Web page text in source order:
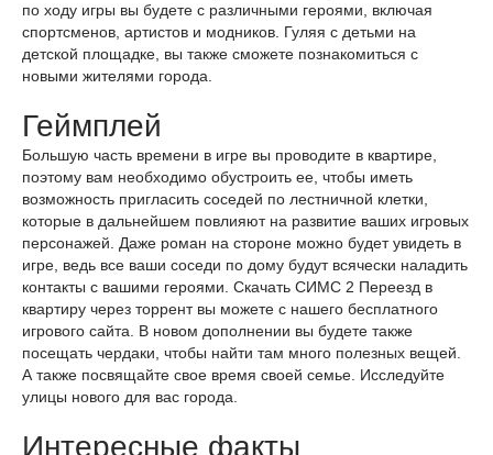
по ходу игры вы будете с различными героями, включая
спортсменов, артистов и модников. Гуляя с детьми на
детской площадке, вы также сможете познакомиться с
новыми жителями города.
Геймплей
Большую часть времени в игре вы проводите в квартире,
поэтому вам необходимо обустроить ее, чтобы иметь
возможность пригласить соседей по лестничной клетки,
которые в дальнейшем повлияют на развитие ваших игровых
персонажей. Даже роман на стороне можно будет увидеть в
игре, ведь все ваши соседи по дому будут всячески наладить
контакты с вашими героями. Скачать СИМС 2 Переезд в
квартиру через торрент вы можете с нашего бесплатного
игрового сайта. В новом дополнении вы будете также
посещать чердаки, чтобы найти там много полезных вещей.
А также посвящайте свое время своей семье. Исследуйте
улицы нового для вас города.
Интересные факты